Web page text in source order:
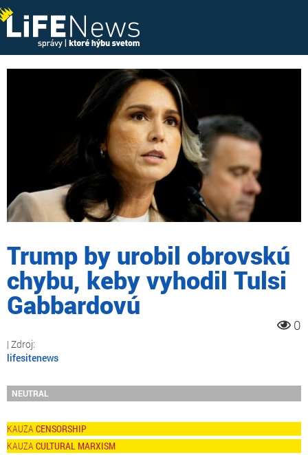
Skip
to
main
Trump by urobil obrovskú
chybu, keby vyhodil Tulsi
Gabbardovú
0
lifesitenews
NEUTRAL
CENSORSHIP
CULTURAL MARXISM